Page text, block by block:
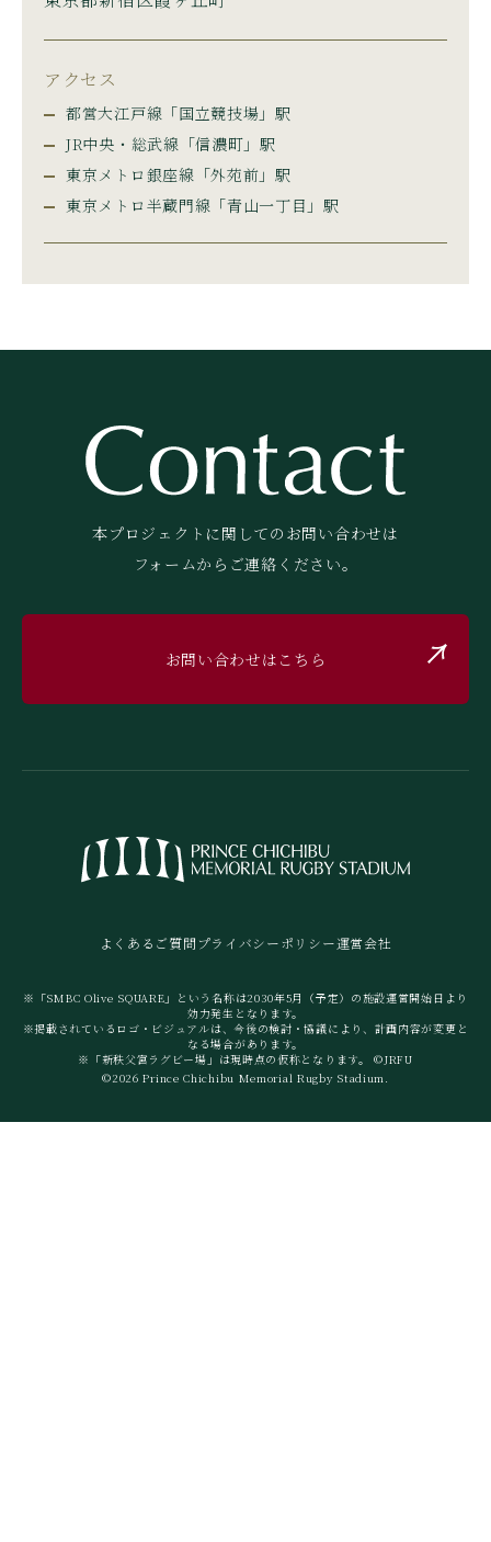
アクセス
都営大江戸線「国立競技場」駅
JR中央・総武線「信濃町」駅
東京メトロ銀座線「外苑前」駅
東京メトロ半蔵門線「青山一丁目」駅
本プロジェクトに関してのお問い合わせは
フォームからご連絡ください。
お問い合わせはこちら
よくあるご質問プライバシーポリシー運営会社
※「SMBC Olive SQUARE」という名称は2030年5月（予定）の施設運営開始日より
効力発生となります。
※掲載されているロゴ・ビジュアルは、今後の検討・協議により、計画内容が変更と
なる場合があります。
※「新秩父宮ラグビー場」は現時点の仮称となります。 ©JRFU
©2026 Prince Chichibu Memorial Rugby Stadium.